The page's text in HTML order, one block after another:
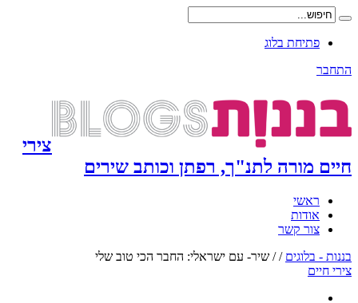
פתיחת בלוג
התחבר
צירי
חיים מורה לתנ"ך, רפתן וכותב שירים
ראשי
אודות
צור קשר
בננות - בלוגים /
/ שיר- עם ישראלי: החבר הכי טוב שלי
צירי חיים